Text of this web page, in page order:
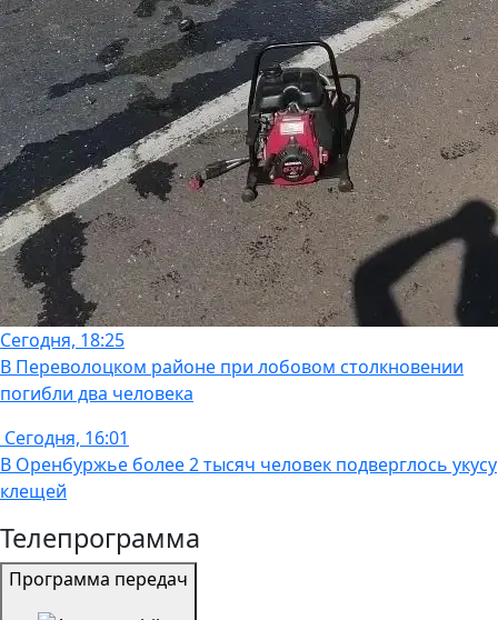
Сегодня, 18:25
В Переволоцком районе при лобовом столкновении
погибли два человека
Сегодня, 16:01
В Оренбуржье более 2 тысяч человек подверглось укусу
клещей
Телепрограмма
Программа передач